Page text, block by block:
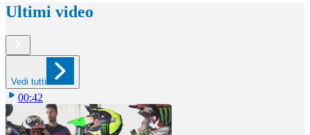
Ultimi video
Vedi tutti
00:42